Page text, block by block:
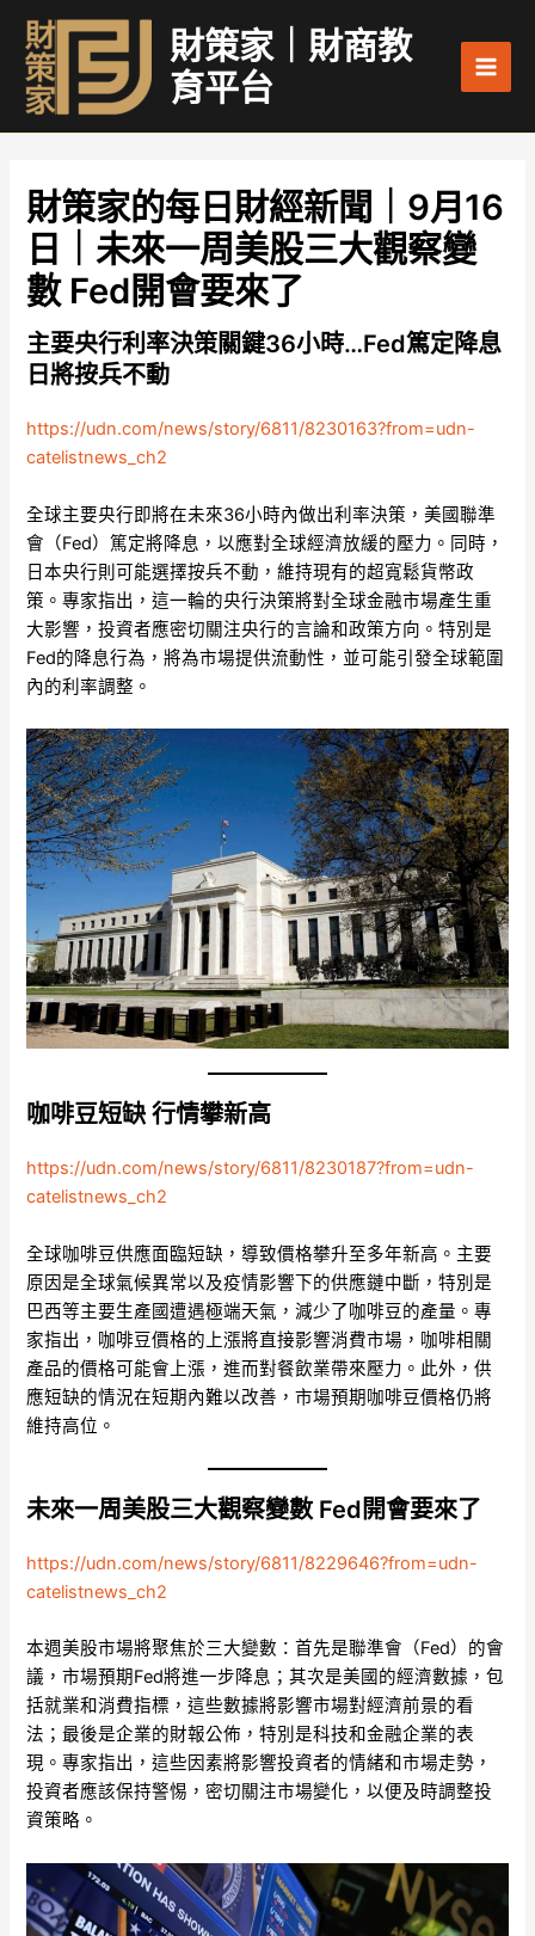
內
財策家｜財商教
育平台
財策家的每日財經新聞｜9月16
日｜未來一周美股三大觀察變
數 Fed開會要來了
主要央行利率決策關鍵36小時…Fed篤定降息
日將按兵不動
https://udn.com/news/story/6811/8230163?from=udn-
catelistnews_ch2
全球主要央行即將在未來36小時內做出利率決策，美國聯準
會（Fed）篤定將降息，以應對全球經濟放緩的壓力。同時，
日本央行則可能選擇按兵不動，維持現有的超寬鬆貨幣政
策。專家指出，這一輪的央行決策將對全球金融市場產生重
大影響，投資者應密切關注央行的言論和政策方向。特別是
Fed的降息行為，將為市場提供流動性，並可能引發全球範圍
內的利率調整。
咖啡豆短缺 行情攀新高
https://udn.com/news/story/6811/8230187?from=udn-
catelistnews_ch2
全球咖啡豆供應面臨短缺，導致價格攀升至多年新高。主要
原因是全球氣候異常以及疫情影響下的供應鏈中斷，特別是
巴西等主要生產國遭遇極端天氣，減少了咖啡豆的產量。專
家指出，咖啡豆價格的上漲將直接影響消費市場，咖啡相關
產品的價格可能會上漲，進而對餐飲業帶來壓力。此外，供
應短缺的情況在短期內難以改善，市場預期咖啡豆價格仍將
維持高位。
未來一周美股三大觀察變數 Fed開會要來了
https://udn.com/news/story/6811/8229646?from=udn-
catelistnews_ch2
本週美股市場將聚焦於三大變數：首先是聯準會（Fed）的會
議，市場預期Fed將進一步降息；其次是美國的經濟數據，包
括就業和消費指標，這些數據將影響市場對經濟前景的看
法；最後是企業的財報公佈，特別是科技和金融企業的表
現。專家指出，這些因素將影響投資者的情緒和市場走勢，
投資者應該保持警惕，密切關注市場變化，以便及時調整投
資策略。